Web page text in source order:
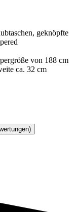
geknöpfte
von 188 cm
ca. 32 cm